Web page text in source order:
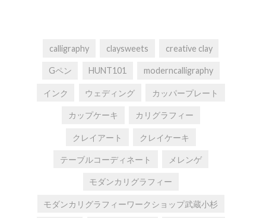
calligraphy claysweets creative clay
Gペン HUNT101 moderncalligraphy
インク ウェディング カッパープレート
カップケーキ カリグラフィー
クレイアート クレイケーキ
テーブルコーディネート メレンゲ
モダンカリグラフィー
モダンカリグラフィーワークショップ武蔵小杉